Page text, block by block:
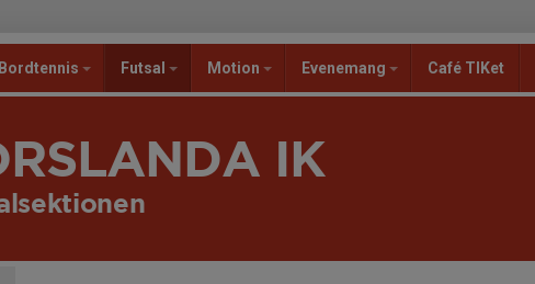
Bordtennis Futsal Motion Evenemang Café TIKet
IK